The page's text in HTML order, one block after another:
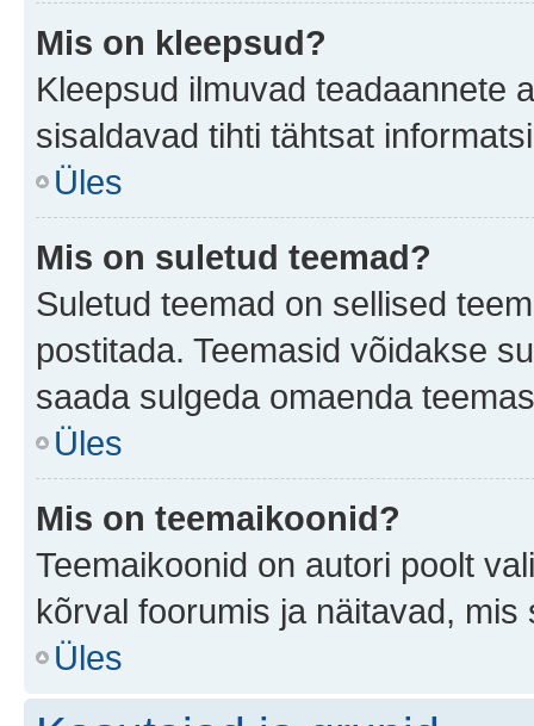
Mis on kleepsud?
Kleepsud ilmuvad teadaannete
sisaldavad tihti tähtsat
Üles
Mis on suletud teemad?
Suletud teemad on sellised
postitada. Teemasid võidakse
saada sulgeda omaenda
Üles
Mis on teemaikoonid?
Teemaikoonid on autori poolt
kõrval foorumis ja näitavad, mis
Üles